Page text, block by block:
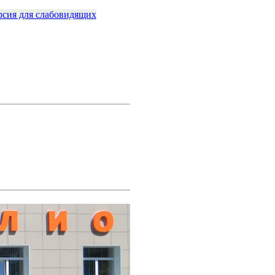
для слабовидящих